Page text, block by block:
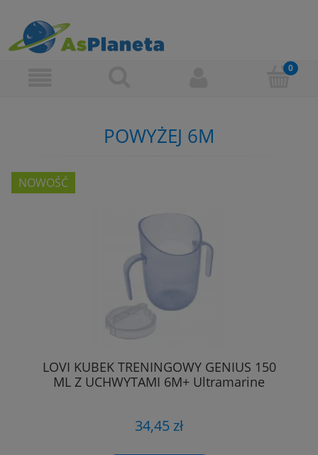
POWYŻEJ 6M
LOVI KUBEK TRENINGOWY GENIUS 150
ML Z UCHWYTAMI 6M+ Ultramarine
34,45 zł
NOWOŚĆ